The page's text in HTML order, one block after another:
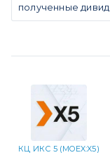
полученные
КЦ ИКС 5 (MOEX:X5)